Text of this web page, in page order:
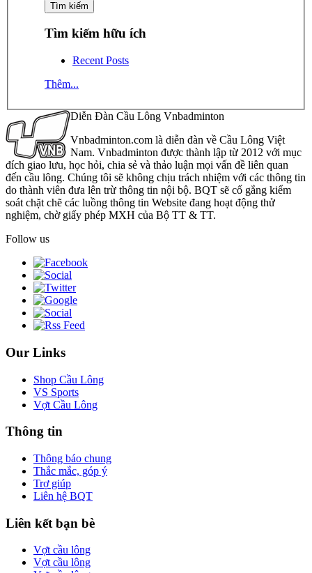
Tìm kiếm hữu ích
Recent Posts
Thêm...
Diễn Đàn Cầu Lông Vnbadminton
Vnbadminton.com là diễn đàn về Cầu Lông Việt
Nam. Vnbadminton được thành lập từ 2012 với mục
đích giao lưu, học hỏi, chia sẻ và thảo luận mọi vấn đề liên quan
đến cầu lông. Chúng tôi sẽ không chịu trách nhiệm với các thông tin
do thành viên đưa lên trừ thông tin nội bộ. BQT sẽ cố gắng kiểm
soát chặt chẽ các luồng thông tin Website đang hoạt động thử
nghiệm, chờ giấy phép MXH của Bộ TT & TT.
Follow us
Our Links
Shop Cầu Lông
VS Sports
Vợt Cầu Lông
Thông tin
Thông báo chung
Thắc mắc, góp ý
Trợ giúp
Liên hệ BQT
Liên kết bạn bè
Vợt cầu lông
Vợt cầu lông